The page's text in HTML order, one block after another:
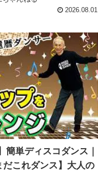
2026.08.01
単ディスコダンス｜
これダンス】大人の